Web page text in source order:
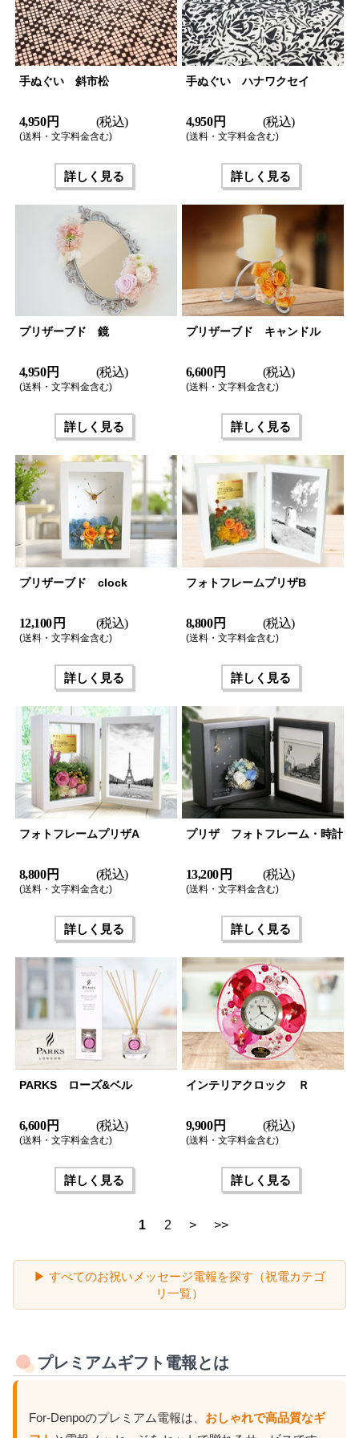
プレミアムギフト電報とは
For-Denpoのプレミアム電報は、 おしゃれで高品質なギ
手ぬぐい 斜市松
4,950 円 (税込)
(送料・文字料金含む)
詳しく見る
手ぬぐい ハナワクセイ
4,950 円 (税込)
(送料・文字料金含む)
詳しく見る
プリザーブド 鏡
4,950 円 (税込)
(送料・文字料金含む)
詳しく見る
プリザーブド キャンドル
6,600 円 (税込)
(送料・文字料金含む)
詳しく見る
プリザーブド clock
12,100 円 (税込)
(送料・文字料金含む)
詳しく見る
フォトフレームプリザB
8,800 円 (税込)
(送料・文字料金含む)
詳しく見る
フォトフレームプリザA
8,800 円 (税込)
(送料・文字料金含む)
詳しく見る
プリザ フォトフレーム・時計
13,200 円 (税込)
(送料・文字料金含む)
詳しく見る
PARKS ローズ&ベル
6,600 円 (税込)
(送料・文字料金含む)
詳しく見る
インテリアクロック Ｒ
9,900 円 (税込)
(送料・文字料金含む)
詳しく見る
1 2 > >>
▶ すべてのお祝いメッセージ電報を探す（祝電カテゴ
リ一覧）